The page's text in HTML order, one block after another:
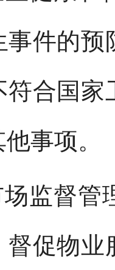
事件的
符合国
事项。
场监督管
督促物